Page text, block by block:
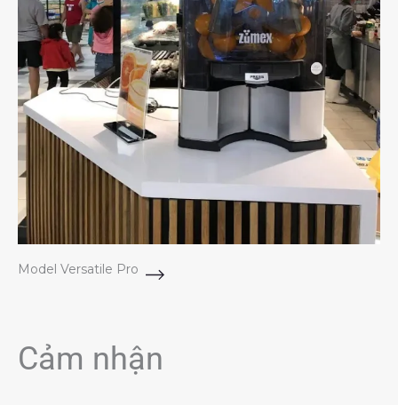
Model Versatile Pro
Cảm nhận